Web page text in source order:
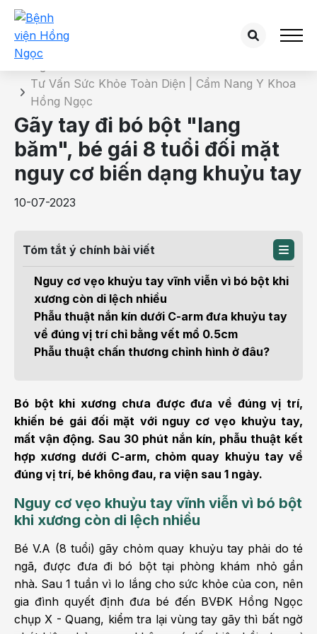
Chi tiết bài tư vấn
Tư Vấn Sức Khỏe Toàn Diện | Cẩm Nang Y Khoa
Hồng Ngọc
Gãy tay đi bó bột "lang
băm", bé gái 8 tuổi đối mặt
nguy cơ biến dạng khuỷu tay
10-07-2023
Tóm tắt ý chính bài viết
Nguy cơ vẹo khuỷu tay vĩnh viễn vì bó bột khi
xương còn di lệch nhiều
Phẫu thuật nắn kín dưới C-arm đưa khuỷu tay
về đúng vị trí chỉ bằng vết mổ 0.5cm
Phẫu thuật chấn thương chỉnh hình ở đâu?
Bó bột khi xương chưa được đưa về đúng vị trí,
khiến bé gái đối mặt với nguy cơ vẹo khuỷu tay,
mất vận động. Sau 30 phút nắn kín, phẫu thuật kết
hợp xương dưới C-arm, chỏm quay khuỷu tay về
đúng vị trí, bé không đau, ra viện sau 1 ngày.
Nguy cơ vẹo khuỷu tay vĩnh viễn vì bó bột
khi xương còn di lệch nhiều
Bé V.A (8 tuổi) gãy chỏm quay khuỷu tay phải do té
ngã, được đưa đi bó bột tại phòng khám nhỏ gần
nhà. Sau 1 tuần vì lo lắng cho sức khỏe của con, nên
gia đình quyết định đưa bé đến BVĐK Hồng Ngọc
chụp X - Quang, kiểm tra lại vùng tay gãy thì bất ngờ